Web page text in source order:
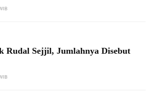
Rudal Sejjil, Jumlahnya Disebut